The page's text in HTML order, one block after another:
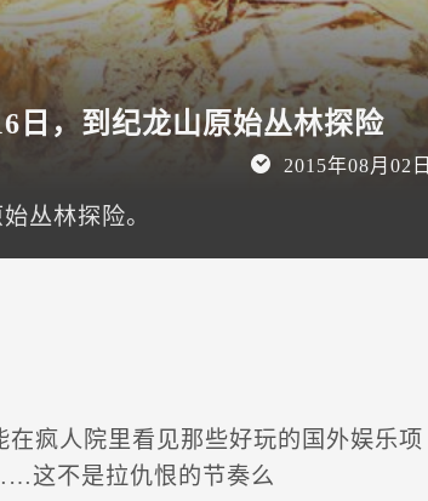
日，到纪龙山原始丛林探险
2015年08月02日
丛林探险。
疯人院里看见那些好玩的国外娱乐项
这不是拉仇恨的节奏么